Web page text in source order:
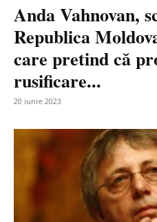
Anda Vahnovan,
Republica
care pretind că
rusificare...
20 iunie 2023